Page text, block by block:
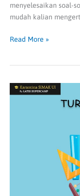
menyelesaikan soal-
mudah kalian
Read More »
Turunan